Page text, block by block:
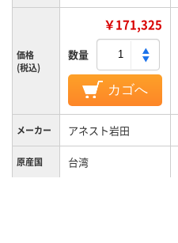
価格
(税込)
￥171,325
数量
カゴへ
メーカー アネスト岩田
原産国 台湾